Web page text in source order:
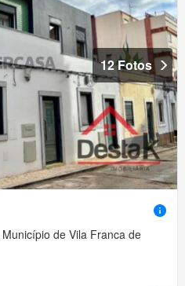
12 Fotos
de Vila Franca de